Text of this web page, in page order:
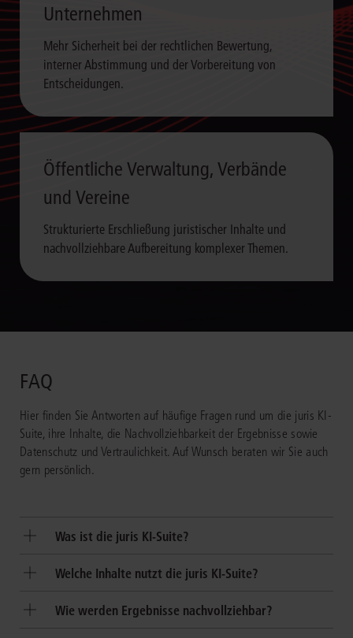
Unternehmen
Mehr Sicherheit bei der rechtlichen Bewertung,
interner Abstimmung und der Vorbereitung von
Entscheidungen.
Öffentliche Verwaltung, Verbände
und Vereine
Strukturierte Erschließung juristischer Inhalte und
nachvollziehbare Aufbereitung komplexer Themen.
FAQ
Hier finden Sie Antworten auf häufige Fragen rund um die juris KI-
Suite, ihre Inhalte, die Nachvollziehbarkeit der Ergebnisse sowie
Datenschutz und Vertraulichkeit. Auf Wunsch beraten wir Sie auch
gern persönlich.
Was ist die juris KI-Suite?
verbindet juristische Recherche mit einer auf Rechtsthemen
Strukturierung und Ausarbeitung.
Welche Inhalte nutzt die juris KI-Suite?
Produkt enthaltenen, fachlich geprüften und aktuell gehaltenen
Wie werden Ergebnisse nachvollziehbar?